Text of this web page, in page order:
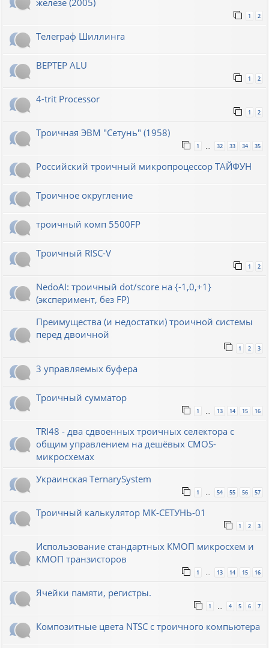
1 2
Телеграф Шиллинга
BEPTEP ALU
1 2
4-trit Processor
1 2
Троичная ЭВМ "Сетунь" (1958)
1 … 32 33 34 35
Российский троичный микропроцессор ТАЙФУН
Троичное округление
троичный комп 5500FP
Троичный RISC-V
1 2
NedoAI: троичный dot/score на {-1,0,+1}
(эксперимент, без FP)
Преимущества (и недостатки) троичной системы
перед двоичной
1 2 3
3 управляемых буфера
Троичный сумматор
1 13 14 15 16
TRI48 - два сдвоенных троичных селектора с
общим управлением на дешёвых CMOS-
микросхемах
Украинская TernarySystem
1 54 55 56 57
Троичный калькулятор МК-СЕТУНЬ-01
1 2 3
Использование стандартных КМОП микросхем и
КМОП транзисторов
1 13 14 15 16
Ячейки памяти, регистры.
1 4 5 6 7
Композитные цвета NTSC с троичного компьютера